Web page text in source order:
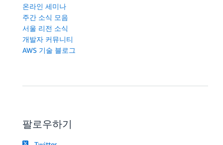
온라인 세미나
주간 소식 모음
서울 리전 소식
개발자 커뮤니티
AWS 기술 블로그
팔로우하기